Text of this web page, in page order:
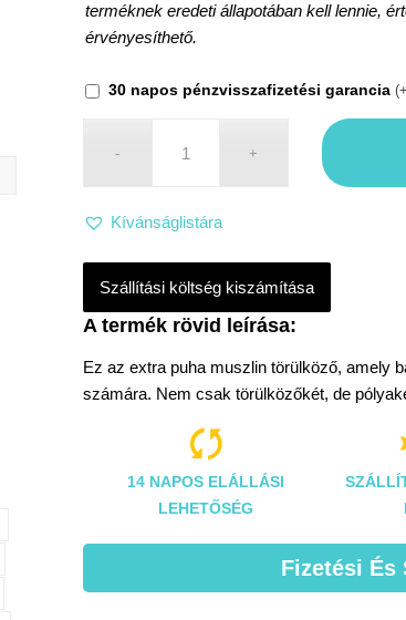
Ez az extra puha muszlin törülköző, amely
számára. Nem csak törülközőkét, de
terméknek eredeti állapotában kell lennie,
érvényesíthető.
30 napos pénzvisszafizetési garancia (+
Kívánságlistára
Szállítási költség kiszámítása

14 NAPOS ELÁLLÁSI
LEHETŐSÉG
Fizetési